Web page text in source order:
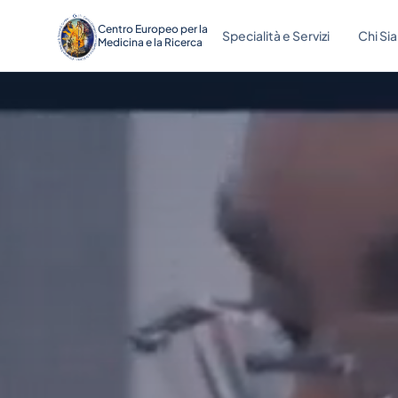
Centro Europeo per la
Medicina e la Ricerca
Specialità e Servizi Chi